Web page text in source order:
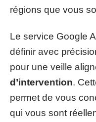
régions que vous
Le service Google
définir avec
pour une veille
d’intervention.
permet de vous
qui vous sont